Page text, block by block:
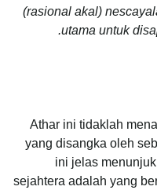
(rasional akal)
utama untuk
Athar ini tidaklah
yang disangka oleh
ini jelas
sejahtera adalah yang